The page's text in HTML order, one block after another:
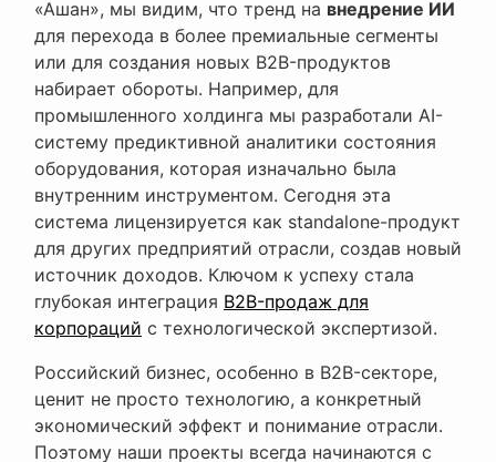
«Ашан», мы видим, что тренд на внедрение ИИ
для перехода в более премиальные сегменты
или для создания новых B2B-продуктов
набирает обороты. Например, для
промышленного холдинга мы разработали AI-
систему предиктивной аналитики состояния
оборудования, которая изначально была
внутренним инструментом. Сегодня эта
система лицензируется как standalone-продукт
для других предприятий отрасли, создав новый
источник доходов. Ключом к успеху стала
глубокая интеграция B2B-продаж для
корпораций с технологической экспертизой.
Российский бизнес, особенно в B2B-секторе,
ценит не просто технологию, а конкретный
экономический эффект и понимание отрасли.
Поэтому наши проекты всегда начинаются с